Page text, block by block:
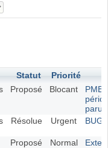
Statut
Priorité
Proposé Blocant
PMB
Résolue Urgent BUG
Proposé Normal